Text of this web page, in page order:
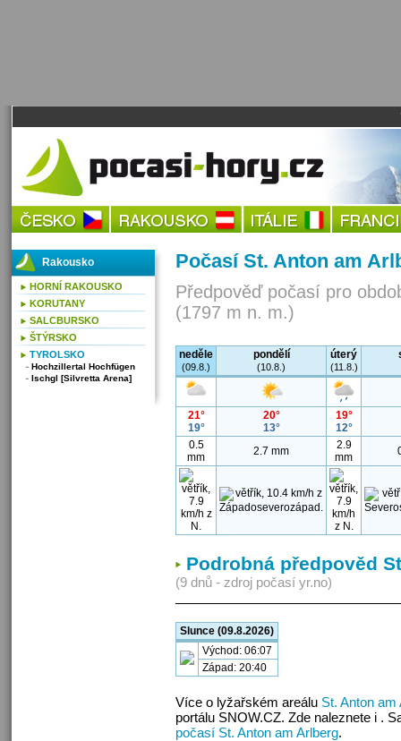
Počasí St. Anton am
Předpověď počasí pro
(1797 m n. m.)
neděle
(09.8.)
pondělí
(10.8.)
úterý
(11.8.)
21°
19°
20°
13°
19°
12°
0.5
mm
2.7 mm
2.9
mm
Podrobná předpověd
(9 dnů - zdroj počasí yr.no)
Slunce (09.8.2026)
Východ: 06:07
Západ: 20:40
Více o lyžařském areálu St. Anton am
portálu SNOW.CZ. Zde naleznete i .
počasí St. Anton am Arlberg.
Rakousko
HORNÍ RAKOUSKO
KORUTANY
SALCBURSKO
ŠTÝRSKO
TYROLSKO
Hochzillertal Hochfügen
Ischgl [Silvretta Arena]